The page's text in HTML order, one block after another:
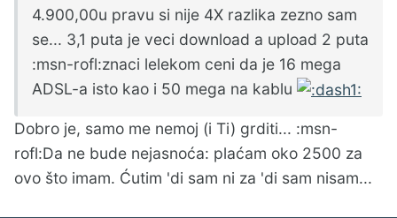
4.900,00u pravu si nije 4X razlika zezno sam
se... 3,1 puta je veci download a upload 2 puta
:msn-rofl:znaci lelekom ceni da je 16 mega
ADSL-a isto kao i 50 mega na kablu
Dobro je, samo me nemoj (i Ti) grditi... :msn-
rofl:Da ne bude nejasnoća: plaćam oko 2500 za
ovo što imam. Ćutim 'di sam ni za 'di sam nisam...